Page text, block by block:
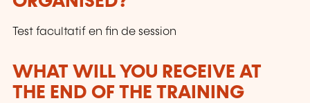
Test facultatif en fin de session
WHAT WILL YOU RECEIVE AT
THE END OF THE TRAINING